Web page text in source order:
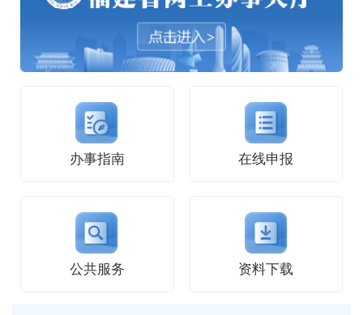
办事指南 在线申报
公共服务 资料下载